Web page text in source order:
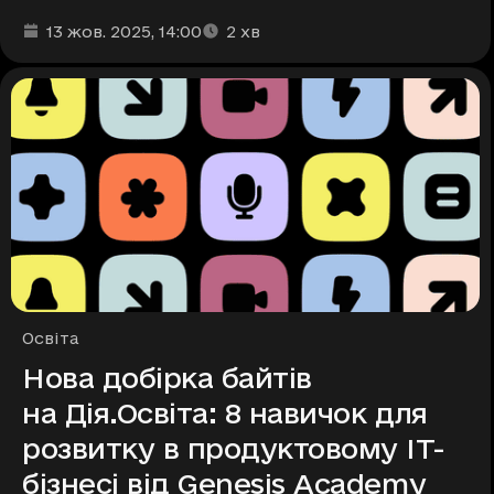
Дата та час публікації:
13 жов. 2025, 14:00
Час читання: 2 хв
Рубрики
Освіта
Нова добірка байтів
на Дія.Освіта: 8 навичок для
розвитку в продуктовому IT-
бізнесі від Genesis Academy